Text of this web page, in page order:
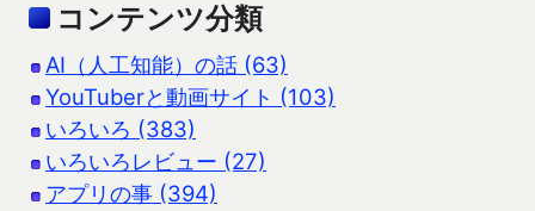
コンテンツ分類
AI（人工知能）の話 (63)
YouTuberと動画サイト (103)
いろいろ (383)
いろいろレビュー (27)
アプリの事 (394)